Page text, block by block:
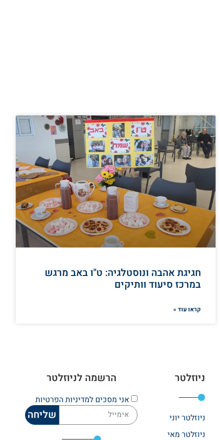
חגיגת אהבה ונוסטלגיה: ט"ו באב מרגש
במרכז סיעוד וותיקים
קראו עוד »
ניוזלטר
ניוזלטר יוני
ניוזלטר מאי
הרשמה לניוזלטר
אני מסכים למדיניות הפרטיות
שליחה